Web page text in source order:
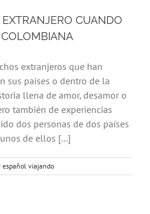
CUANDO
extranjeros que han
sus países o dentro de la
llena de amor, desamor o
también de experiencias
dos personas de dos países
de ellos [...]
español viajando